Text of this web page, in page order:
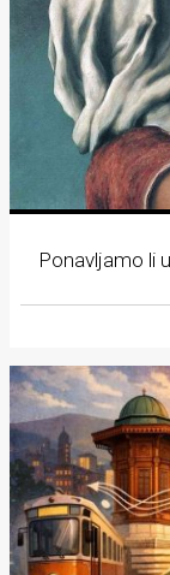
Ponavljamo li